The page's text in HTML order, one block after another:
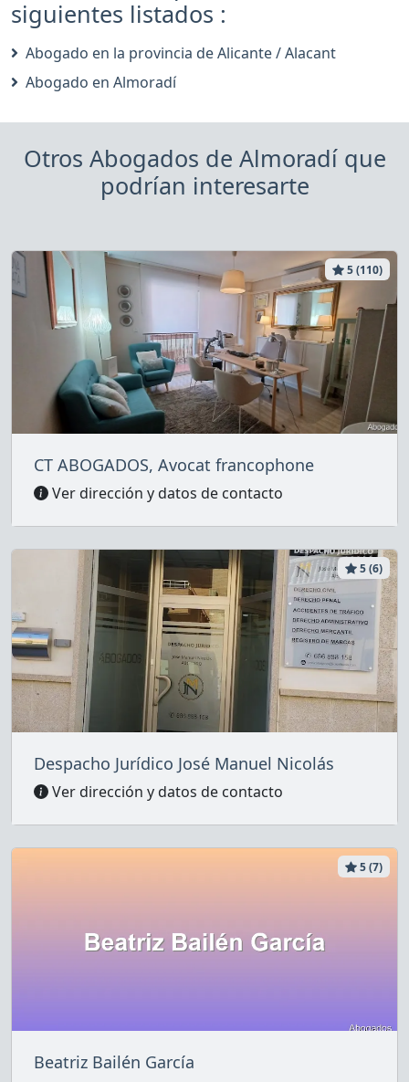
siguientes listados :
Abogado en la provincia de Alicante / Alacant
Abogado en Almoradí
Otros Abogados de Almoradí que
podrían interesarte
5 (110)
CT ABOGADOS, Avocat francophone
Ver dirección y datos de contacto
5 (6)
Despacho Jurídico José Manuel Nicolás
Ver dirección y datos de contacto
5 (7)
Beatriz Bailén García